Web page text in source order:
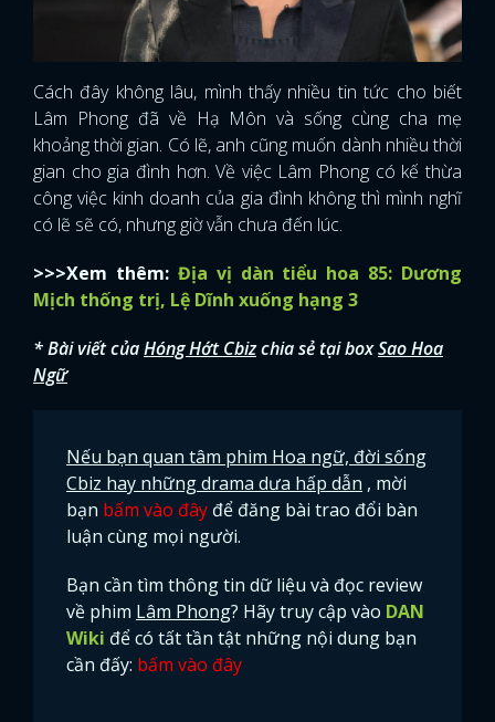
Cách đây không lâu, mình thấy nhiều tin tức cho biết
Lâm Phong đã về Hạ Môn và sống cùng cha mẹ
khoảng thời gian. Có lẽ, anh cũng muốn dành nhiều thời
gian cho gia đình hơn. Về việc Lâm Phong có kế thừa
công việc kinh doanh của gia đình không thì mình nghĩ
có lẽ sẽ có, nhưng giờ vẫn chưa đến lúc.
>>>Xem thêm:Địa vị dàn tiểu hoa 85: Dương
Mịch thống trị, Lệ Dĩnh xuống hạng 3
* Bài viết củaHóng Hớt Cbizchia sẻ tại boxSao Hoa
Ngữ
Nếu bạn quan tâm phim Hoa ngữ, đời sống
Cbiz hay những drama dưa hấp dẫn , mời
bạn bấm vào đây để đăng bài trao đổi bàn
luận cùng mọi người.
Bạn cần tìm thông tin dữ liệu và đọc review
về phim Lâm Phong? Hãy truy cập vào DAN
Wiki để có tất tần tật những nội dung bạn
cần đấy: bấm vào đây